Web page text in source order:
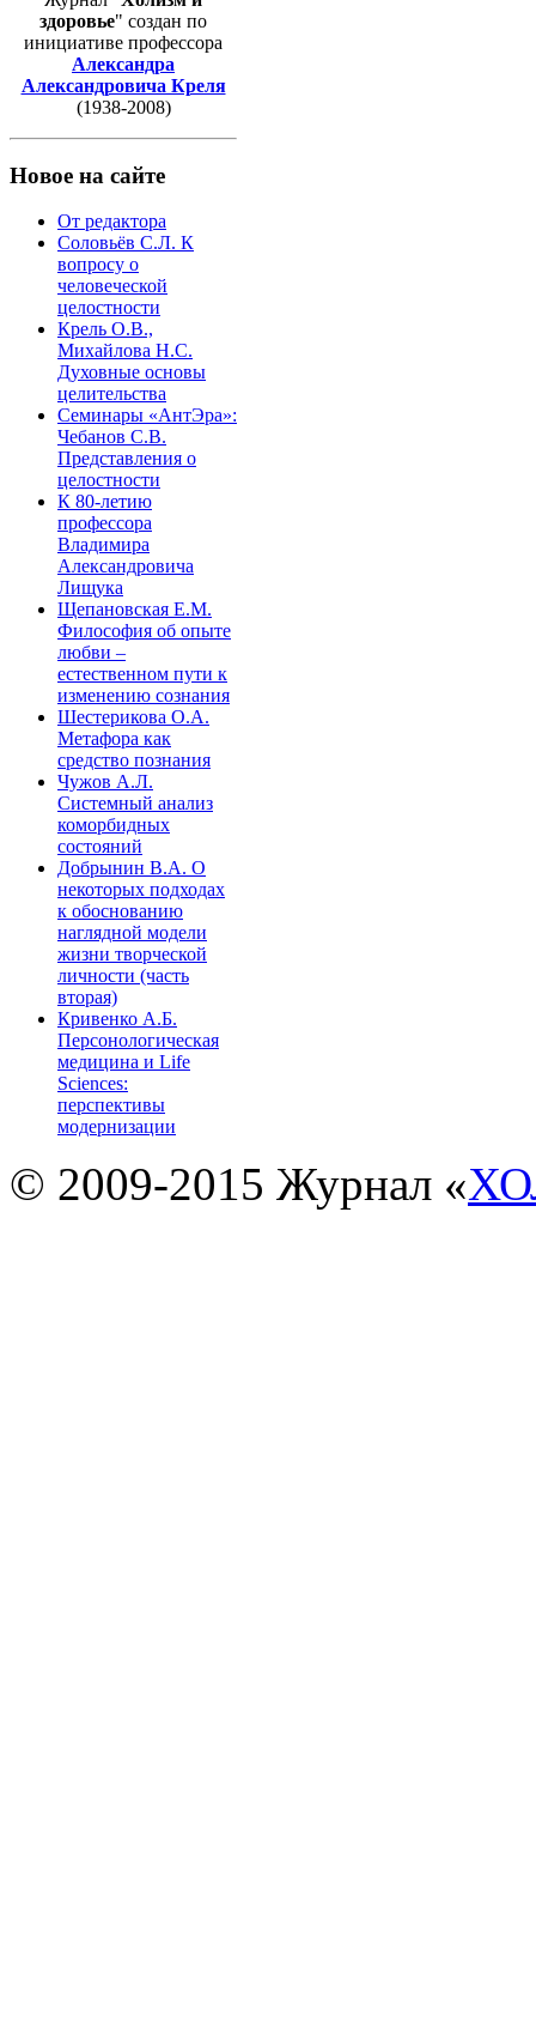
здоровье" создан по
инициативе профессора
Александра
Александровича Креля
(1938-2008)
Новое на сайте
От редактора
Соловьёв С.Л. К
вопросу о
человеческой
целостности
Крель О.В.,
Михайлова Н.С.
Духовные основы
целительства
Семинары «АнтЭра»:
Чебанов С.В.
Представления о
целостности
К 80-летию
профессора
Владимира
Александровича
Лищука
Щепановская Е.М.
Философия об опыте
любви –
естественном пути к
изменению сознания
Шестерикова О.А.
Метафора как
средство познания
Чужов А.Л.
Системный анализ
коморбидных
состояний
Добрынин В.А. О
некоторых подходах
к обоснованию
наглядной модели
жизни творческой
личности (часть
вторая)
Кривенко А.Б.
Персонологическая
медицина и Life
Sciences:
перспективы
модернизации
© 2009-2015 Журнал «